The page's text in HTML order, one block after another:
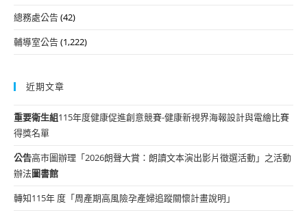
總務處公告(42)
輔導室公告(1,222)
近期文章
重要衛生組115年度健康促進創意競賽-健康新視界海報設計與電繪比賽
得獎名單
公告高市圖辦理「2026朗聲大賞：朗讀文本演出影片徵選活動」之活動
辦法圖書館
轉知115年 度「周產期高風險孕產婦追蹤關懷計畫說明」